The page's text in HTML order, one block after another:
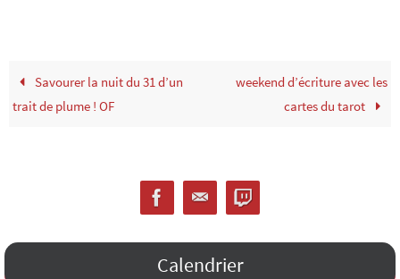
Savourer la nuit du 31 d’un
trait de plume ! OF
weekend d’écriture avec les
cartes du tarot
Calendrier